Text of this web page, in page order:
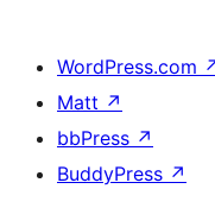
WordPress.com
Matt ↗
bbPress ↗
BuddyPress ↗